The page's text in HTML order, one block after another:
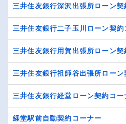
三井住友銀行深沢出張所ローン契
三井住友銀行二子玉川ローン契約
三井住友銀行用賀出張所ローン契
三井住友銀行祖師谷出張所ローン
三井住友銀行経堂ローン契約コー
経堂駅前自動契約コーナー